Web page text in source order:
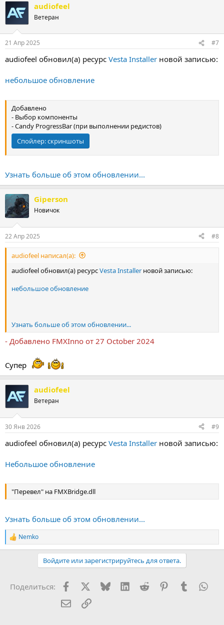
к
ц
и
audiofeel
Ветеран
21 Апр 2025 #7
audiofeel обновил(а) ресурс Vesta Installer новой записью:
небольшое обновление
Добавлено
- Выбор компоненты
- Candy ProgressBar (при выполнении редистов)
Спойлер:скриншоты
Узнать больше об этом обновлении...
Giperson
Новичок
22 Апр 2025 #8
audiofeel написал(а):
audiofeel обновил(а) ресурсVesta Installer новой записью:
небольшое обновление
Узнать больше об этом обновлении...
- Добавлено FMXInno от 27 October 2024
Супер
audiofeel
Ветеран
30 Янв 2026 #9
audiofeel обновил(а) ресурс Vesta Installer новой записью:
Небольшое обновление
"Перевел" на FMXBridge.dll
Узнать больше об этом обновлении...
Р
е
и
Nemko
Войдите или зарегистрируйтесь для ответа.
Поделиться: FacebookX (Twitter)
BlueskyLinkedInReddit PinterestTumblr
Электронная почта
Ссылка